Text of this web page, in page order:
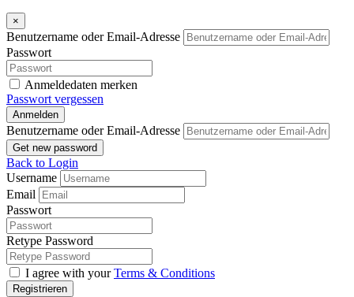
×
Benutzername oder Email-Adresse
Passwort
Anmeldedaten merken
Passwort vergessen
Anmelden
Benutzername oder Email-Adresse
Get new password
Back to Login
Username
Email
Passwort
Retype Password
I agree with yourTerms & Conditions
Registrieren